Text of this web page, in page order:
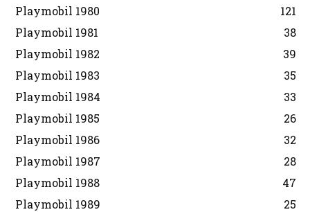
Playmobil 1980
121
Playmobil 1981
38
Playmobil 1982
39
Playmobil 1983
35
Playmobil 1984
33
Playmobil 1985
26
Playmobil 1986
32
Playmobil 1987
28
Playmobil 1988
47
Playmobil 1989
25